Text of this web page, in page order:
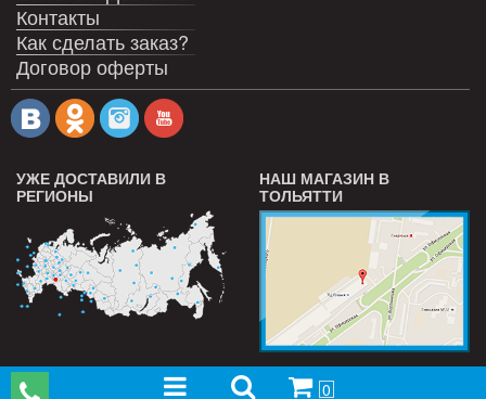
Контакты
Как сделать заказ?
Договор оферты
УЖЕ ДОСТАВИЛИ В
РЕГИОНЫ
НАШ МАГАЗИН В
ТОЛЬЯТТИ
0